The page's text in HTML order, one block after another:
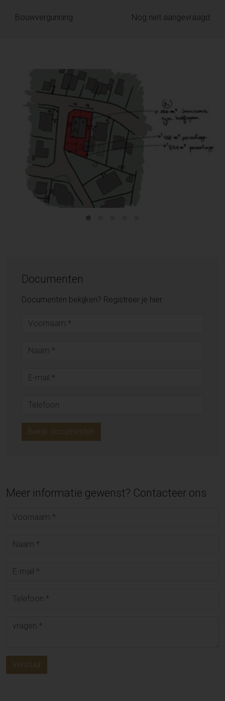
Bouwvergunning Nog niet aangevraagd
Documenten
Documenten bekijken? Registreer je hier.
Bekijk documenten
Meer informatie gewenst? Contacteer ons
Verstuur